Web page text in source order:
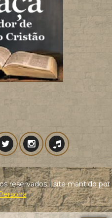
reservados | site mantido por